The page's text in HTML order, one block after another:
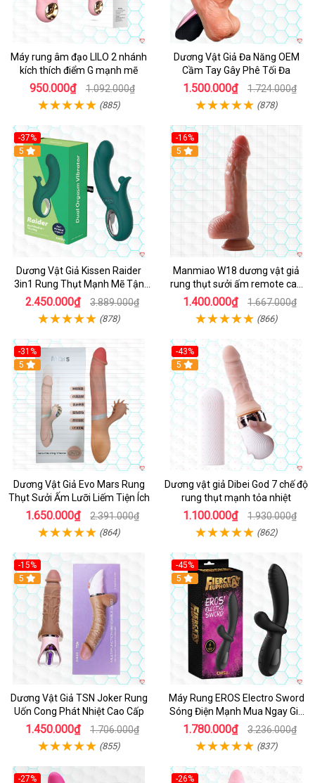
Máy rung âm đạo LILO 2 nhánh
kích thích điểm G mạnh mẽ
950.000₫ 1.092.000₫
(885)
Dương Vật Giả Đa Năng OEM
Cầm Tay Gây Phê Tối Đa
1.500.000₫ 1.724.000₫
(878)
-37%
Hot
5
Dương Vật Giả Kissen Raider
3in1 Rung Thụt Mạnh Mẽ Tận
Hưởng
2.450.000₫ 3.889.000₫
(878)
-16%
Hot
5
Manmiao W18 dương vật giả
rung thụt sưởi ấm remote cao
cấp
1.400.000₫ 1.667.000₫
(866)
-31%
5
Dương Vật Giả Evo Mars Rung
Thụt Sưởi Ấm Lưỡi Liếm Tiện Ích
1.650.000₫ 2.391.000₫
(864)
-43%
Hot
5
Dương vật giả Dibei God 7 chế độ
rung thụt mạnh tỏa nhiệt
1.100.000₫ 1.930.000₫
(862)
-15%
5
Dương Vật Giả TSN Joker Rung
Uốn Cong Phát Nhiệt Cao Cấp
1.450.000₫ 1.706.000₫
(855)
-45%
5
Máy Rung EROS Electro Sword
Sóng Điện Mạnh Mua Ngay Giá
Tốt
1.780.000₫ 3.236.000₫
(837)
-27% -26%